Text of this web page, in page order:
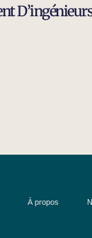
À propos